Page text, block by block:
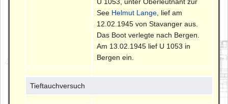
See Helmut Lange , lief am
12.02.1945 von Stavanger aus.
Das Boot verlegte nach Bergen.
Am 13.02.1945 lief U 1053 in
Bergen ein.
Tieftauchversuch